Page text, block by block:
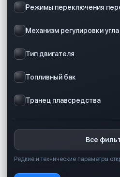
Режимы переключения
Механизм регулировки
Тип двигателя
Топливный бак
Транец плавсредства
Все
Редкие и технические параметры